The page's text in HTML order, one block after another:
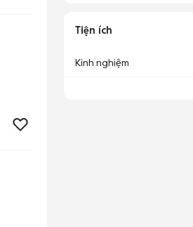
Tiện ích
Kinh nghiệm